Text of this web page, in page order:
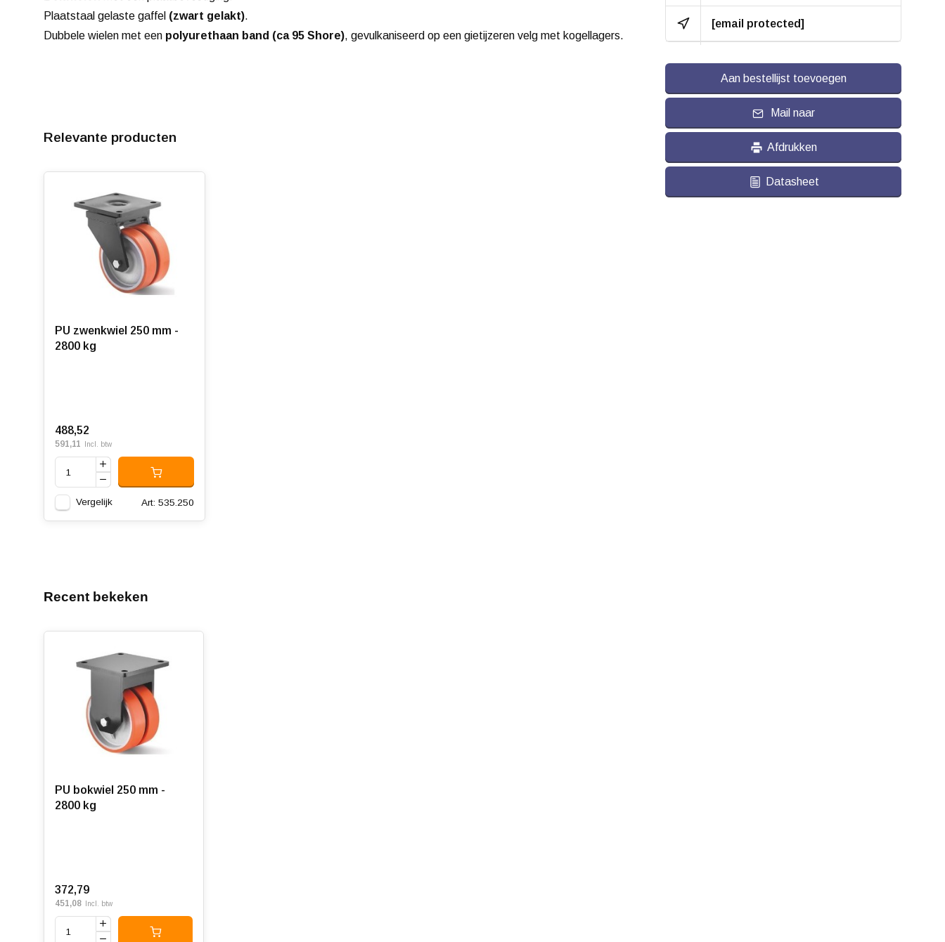
Plaatstaal gelaste gaffel (zwart gelakt).
Dubbele wielen met een polyurethaan band (ca 95 Shore), gevulkaniseerd op een gietijzeren velg met kogellagers.
Relevante producten
PU zwenkwiel 250 mm -
2800 kg
488,52
591,11 Incl. btw
Vergelijk Art: 535.250
Rolweerstand:
Slijtvast:
Temperatuur: - 20 / + 80 °C
Geschikt voor:
Vlakke en ruwe
ondergrond
[email protected]
Aan bestellijst toevoegen
Mail naar
Afdrukken
Datasheet
Recent bekeken
PU bokwiel 250 mm -
2800 kg
372,79
451,08 Incl. btw